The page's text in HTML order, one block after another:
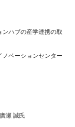
ンハブの産学連携の取
ベーションセンター
瀬 誠氏